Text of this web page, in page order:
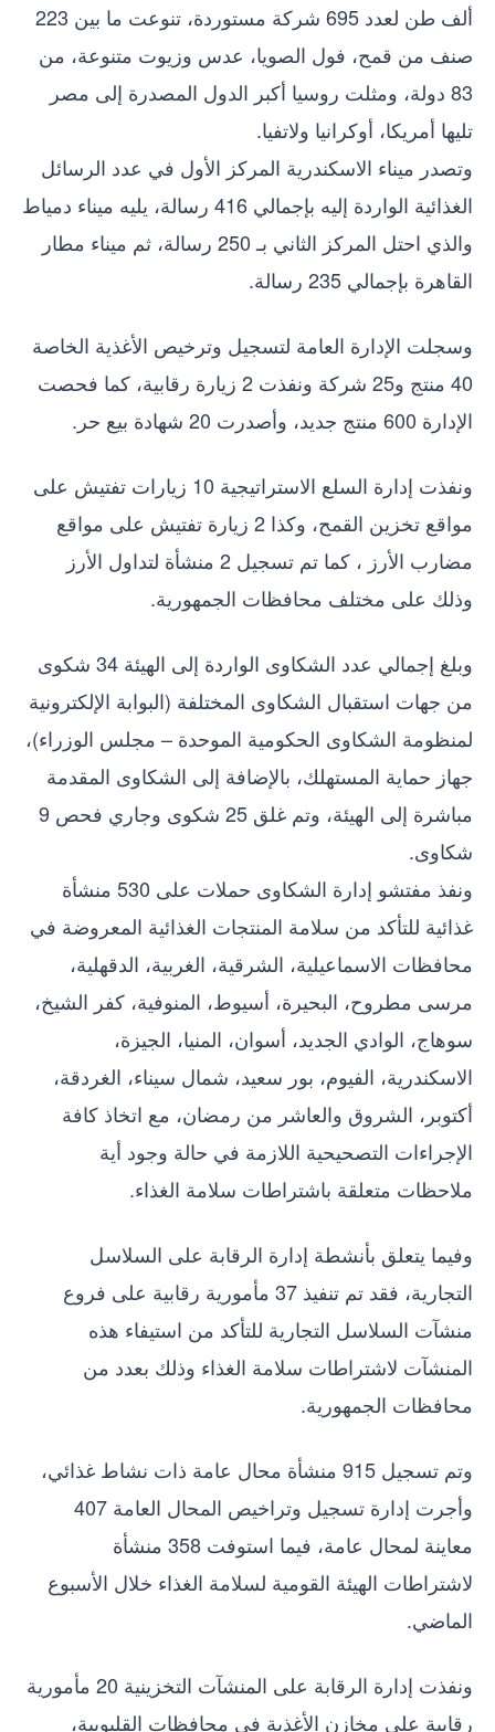
ألف طن لعدد 695 شركة مستوردة، تنوعت ما بين 223
صنف من قمح، فول الصويا، عدس وزيوت متنوعة، من
83 دولة، ومثلت روسيا أكبر الدول المصدرة إلى مصر
تليها أمريكا، أوكرانيا ولاتفيا.
وتصدر ميناء الاسكندرية المركز الأول في عدد الرسائل
الغذائية الواردة إليه بإجمالي 416 رسالة، يليه ميناء دمياط
والذي احتل المركز الثاني بـ 250 رسالة، ثم ميناء مطار
القاهرة بإجمالي 235 رسالة.
وسجلت الإدارة العامة لتسجيل وترخيص الأغذية الخاصة
40 منتج و25 شركة ونفذت 2 زيارة رقابية، كما فحصت
الإدارة 600 منتج جديد، وأصدرت 20 شهادة بيع حر.
ونفذت إدارة السلع الاستراتيجية 10 زيارات تفتيش على
مواقع تخزين القمح، وكذا 2 زيارة تفتيش على مواقع
مضارب الأرز ، كما تم تسجيل 2 منشأة لتداول الأرز
وذلك على مختلف محافظات الجمهورية.
وبلغ إجمالي عدد الشكاوى الواردة إلى الهيئة 34 شكوى
من جهات استقبال الشكاوى المختلفة (البوابة الإلكترونية
لمنظومة الشكاوى الحكومية الموحدة – مجلس الوزراء)،
جهاز حماية المستهلك، بالإضافة إلى الشكاوى المقدمة
مباشرة إلى الهيئة، وتم غلق 25 شكوى وجاري فحص 9
شكاوى.
ونفذ مفتشو إدارة الشكاوى حملات على 530 منشأة
غذائية للتأكد من سلامة المنتجات الغذائية المعروضة في
محافظات الاسماعيلية، الشرقية، الغربية، الدقهلية،
مرسى مطروح، البحيرة، أسيوط، المنوفية، كفر الشيخ،
سوهاج، الوادي الجديد، أسوان، المنيا، الجيزة،
الاسكندرية، الفيوم، بور سعيد، شمال سيناء، الغردقة،
أكتوبر، الشروق والعاشر من رمضان، مع اتخاذ كافة
الإجراءات التصحيحية اللازمة في حالة وجود أية
ملاحظات متعلقة باشتراطات سلامة الغذاء.
وفيما يتعلق بأنشطة إدارة الرقابة على السلاسل
التجارية، فقد تم تنفيذ 37 مأمورية رقابية على فروع
منشآت السلاسل التجارية للتأكد من استيفاء هذه
المنشآت لاشتراطات سلامة الغذاء وذلك بعدد من
محافظات الجمهورية.
وتم تسجيل 915 منشأة محال عامة ذات نشاط غذائي،
وأجرت إدارة تسجيل وتراخيص المحال العامة 407
معاينة لمحال عامة، فيما استوفت 358 منشأة
لاشتراطات الهيئة القومية لسلامة الغذاء خلال الأسبوع
الماضي.
ونفذت إدارة الرقابة على المنشآت التخزينية 20 مأمورية
رقابية على مخازن الأغذية في محافظات القليوبية،